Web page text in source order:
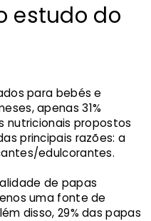
estudo do
para bebés e
apenas 31%
nutricionais propostos
principais razões: a
edulcorantes.
de papas
uma fonte de
disso, 29% das papas